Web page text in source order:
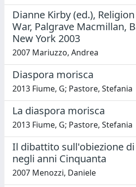
Dianne Kirby (ed.),
War, Palgrave Macmillan,
New York 2003
2007 Mariuzzo, Andrea
Diaspora morisca
2013 Fiume, G; Pastore, Stefania
La diaspora morisca
2013 Fiume, G; Pastore, Stefania
Il dibattito sull'obiezione di
negli anni Cinquanta
2007 Menozzi, Daniele